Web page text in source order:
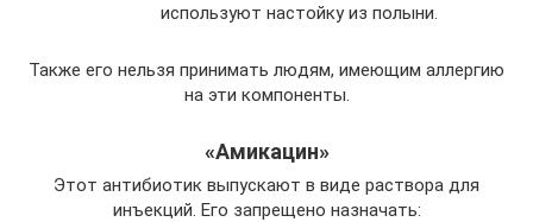
используют настойку из полыни.
Также его нельзя принимать людям, имеющим аллергию
на эти компоненты.
«Амикацин»
Этот антибиотик выпускают в виде раствора для
инъекций. Его запрещено назначать: